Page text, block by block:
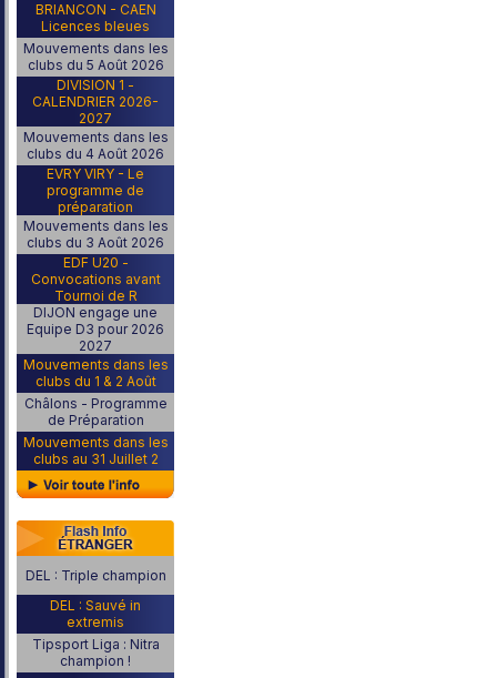
BRIANCON - CAEN
Licences bleues
Mouvements dans les
clubs du 5 Août 2026
DIVISION 1 -
CALENDRIER 2026-
2027
Mouvements dans les
clubs du 4 Août 2026
EVRY VIRY - Le
programme de
préparation
Mouvements dans les
clubs du 3 Août 2026
EDF U20 -
Convocations avant
Tournoi de R
DIJON engage une
Equipe D3 pour 2026
2027
Mouvements dans les
clubs du 1 & 2 Août
Châlons - Programme
de Préparation
Mouvements dans les
clubs au 31 Juillet 2
DEL : Triple champion
DEL : Sauvé in
extremis
Tipsport Liga : Nitra
champion !